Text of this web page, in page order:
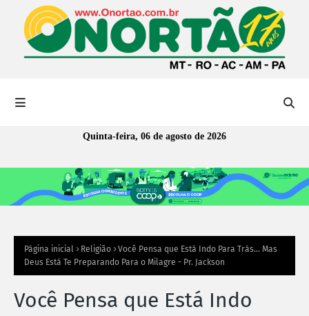
Quinta-feira, 06 de agosto de 2026
Página inicial Religião
Você Pensa que Está Indo Para Trás... Mas
Deus Está Te Preparando Para o Milagre - Pr. Jackson
Você Pensa que Está Indo